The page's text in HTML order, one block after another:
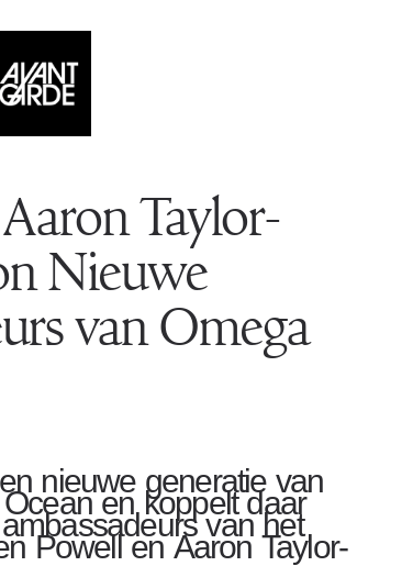
Taylor-
Nieuwe
van Omega
nieuwe generatie van
en koppelt daar
van het
Powell en Aaron Taylor-